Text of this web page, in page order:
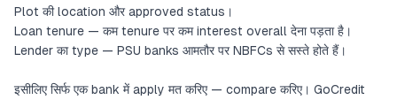
Plot की location और approved status।
Loan tenure — कम tenure पर कम interest overall देना पड़ता है।
Lender का type — PSU banks आमतौर पर NBFCs से सस्ते होते हैं।
इसीलिए सिर्फ एक bank में apply मत करिए — compare करिए। GoCredit